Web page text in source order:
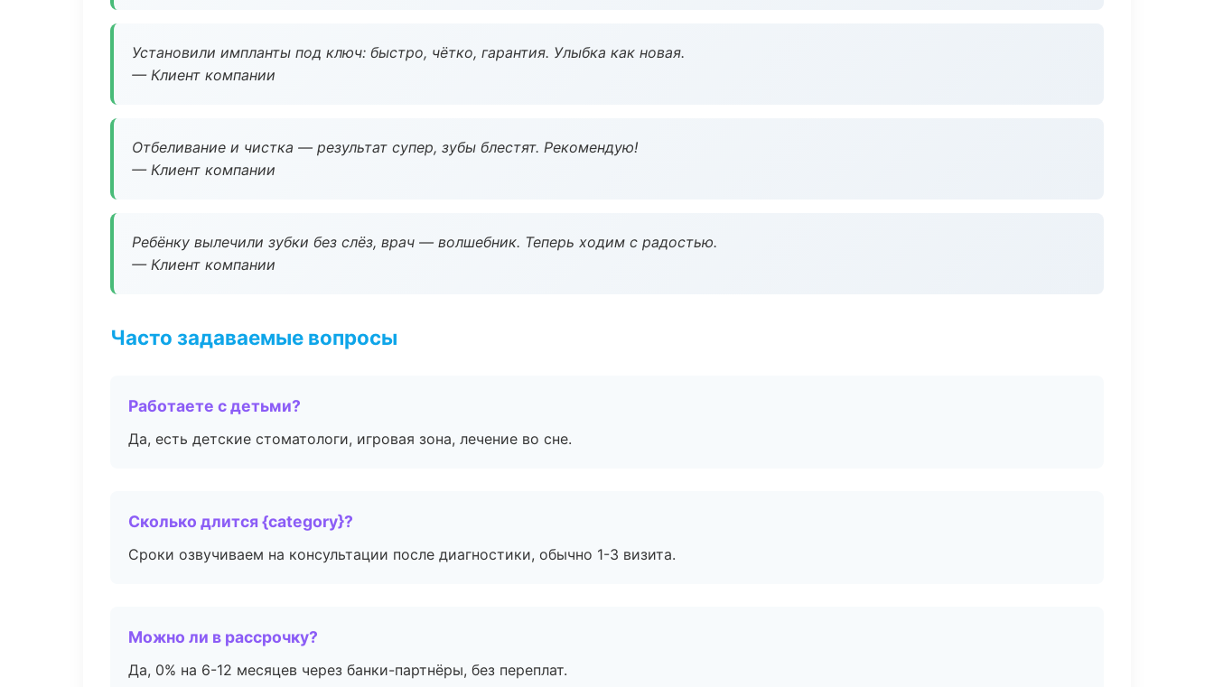
Установили импланты под ключ: быстро, чётко, гарантия. Улыбка как новая.
— Клиент компании
Отбеливание и чистка — результат супер, зубы блестят. Рекомендую!
— Клиент компании
Ребёнку вылечили зубки без слёз, врач — волшебник. Теперь ходим с радостью.
— Клиент компании
Часто задаваемые вопросы
Работаете с детьми?
Да, есть детские стоматологи, игровая зона, лечение во сне.
Сколько длится {category}?
Сроки озвучиваем на консультации после диагностики, обычно 1-3 визита.
Можно ли в рассрочку?
Да, 0% на 6-12 месяцев через банки-партнёры, без переплат.